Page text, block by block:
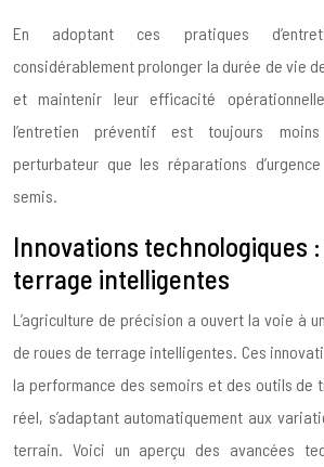
En adoptant ces pratiques
considérablement prolonger la durée de vie
et maintenir leur efficacité
l’entretien préventif est toujours
perturbateur que les réparations
semis.
Innovations technologiques
terrage intelligentes
L’agriculture de précision a ouvert la voie à
de roues de terrage intelligentes. Ces
la performance des semoirs et des outils de
réel, s’adaptant automatiquement aux
terrain. Voici un aperçu des avancées